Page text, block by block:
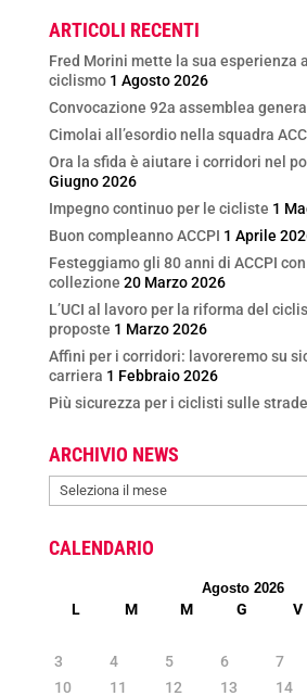
ARTICOLI RECENTI
Fred Morini mette la sua esperienza
ciclismo 1 Agosto 2026
Convocazione 92a assemblea
Cimolai all’esordio nella squadra
Ora la sfida è aiutare i corridori nel
Giugno 2026
Impegno continuo per le cicliste 1
Buon compleanno ACCPI 1 Aprile
Festeggiamo gli 80 anni di ACCPI
collezione 20 Marzo 2026
L’UCI al lavoro per la riforma del
proposte 1 Marzo 2026
Affini per i corridori: lavoreremo su
carriera 1 Febbraio 2026
Più sicurezza per i ciclisti sulle strade
ARCHIVIO NEWS
ARCHIVIO
NEWS
CALENDARIO
Agosto 2026
L M M G V
3
4 5 6 7
10
11 12 13 14